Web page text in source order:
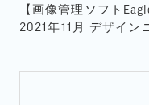
【画像管理ソフト
2021年11月 デザイン